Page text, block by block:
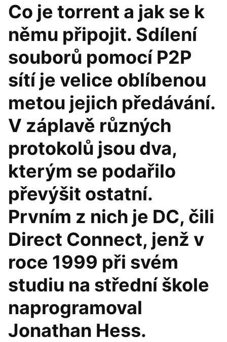
Co je torrent a jak se k
němu připojit. Sdílení
souborů pomocí P2P
sítí je velice oblíbenou
metou jejich předávání.
V záplavě různých
protokolů jsou dva,
kterým se podařilo
převýšit ostatní.
Prvním z nich je DC, čili
Direct Connect, jenž v
roce 1999 při svém
studiu na střední škole
naprogramoval
Jonathan Hess.